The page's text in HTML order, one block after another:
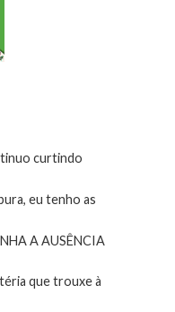
curtindo
eu tenho as
A AUSÊNCIA
que trouxe à